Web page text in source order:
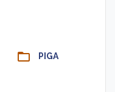
folder_open PIGA